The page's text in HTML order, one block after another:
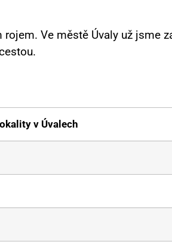
Ve městě Úvaly už jsme
v Úvalech